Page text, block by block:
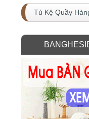
Tủ Kệ Quầy